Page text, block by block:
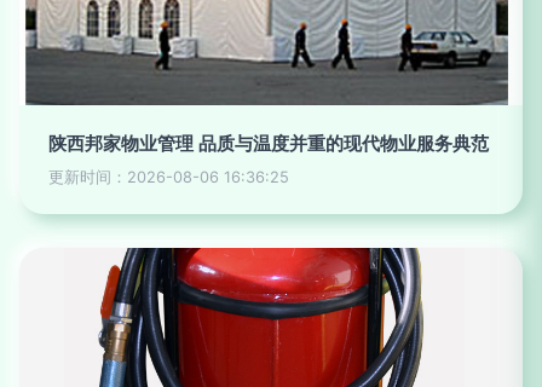
陕西邦家物业管理 品质与温度并重的现代物业服务典范
更新时间：2026-08-06 16:36:25